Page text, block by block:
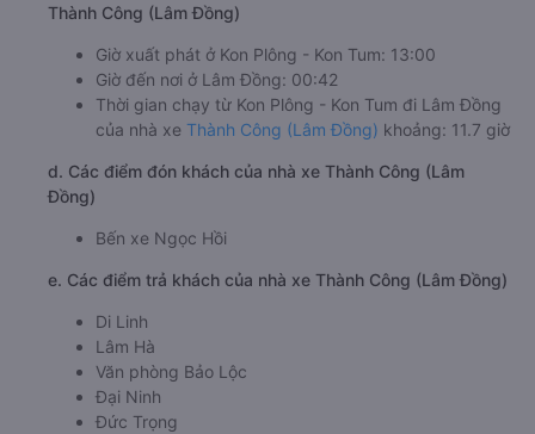
Thành Công (Lâm Đồng)
Giờ xuất phát ở Kon Plông - Kon Tum: 13:00
Giờ đến nơi ở Lâm Đồng: 00:42
Thời gian chạy từ Kon Plông - Kon Tum đi Lâm Đồng
của nhà xe Thành Công (Lâm Đồng) khoảng: 11.7 giờ
d. Các điểm đón khách của nhà xe Thành Công (Lâm
Đồng)
Bến xe Ngọc Hồi
e. Các điểm trả khách của nhà xe Thành Công (Lâm Đồng)
Di Linh
Lâm Hà
Văn phòng Bảo Lộc
Đại Ninh
Đức Trọng